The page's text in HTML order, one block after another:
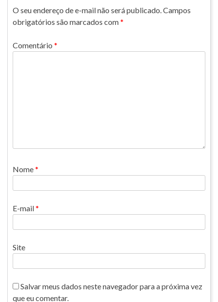
O seu endereço de e-mail não será publicado. Campos
obrigatórios são marcados com*
Comentário *
Nome*
E-mail*
Site
Salvar meus dados neste navegador para a próxima vez
que eu comentar.